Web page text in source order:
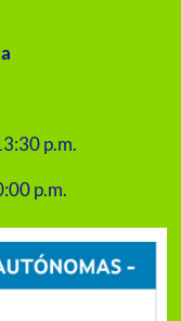
p.m.
p.m.